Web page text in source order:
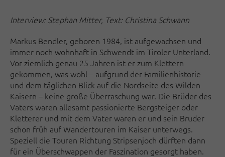
Interview: Stephan Mitter, Text: Christina Schwann
Markus Bendler, geboren 1984, ist aufgewachsen und
immer noch wohnhaft in Schwendt im Tiroler Unterland.
Vor ziemlich genau 25 Jahren ist er zum Klettern
gekommen, was wohl – aufgrund der Familienhistorie
und dem täglichen Blick auf die Nordseite des Wilden
Kaisern – keine große Überraschung war. Die Brüder des
Vaters waren allesamt passionierte Bergsteiger oder
Kletterer und mit dem Vater waren er und sein Bruder
schon früh auf Wandertouren im Kaiser unterwegs.
Speziell die Touren Richtung Stripsenjoch dürften dann
für ein Überschwappen der Faszination gesorgt haben.